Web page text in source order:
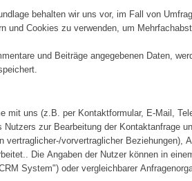
behalten wir uns vor, im Fall von
und Cookies zu verwenden, um
und Beiträge angegebenen Daten,
mit uns (z.B. per Kontaktformular, E-Mail,
Nutzers zur Bearbeitung der Kontaktanfrage
vertraglicher-/vorvertraglicher Beziehungen),
Die Angaben der Nutzer können in
System") oder vergleichbarer